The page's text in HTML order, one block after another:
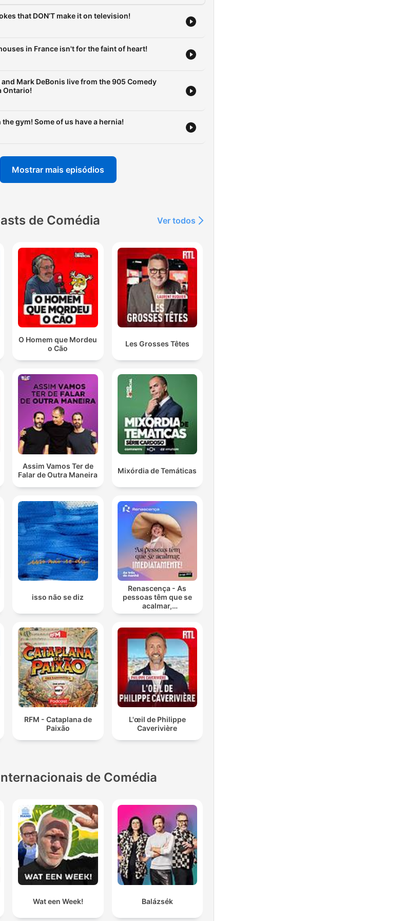
that DON’T make it on television!
in France isn't for the faint of heart!
Mark DeBonis live from the 905 Comedy
Ontario!
the gym! Some of us have a hernia!
Mostrar mais episódios
de Comédia Ver todos
O Homem que Mordeu
o Cão
Les Grosses Têtes
Assim Vamos Ter de
Falar de Outra Maneira
Mixórdia de Temáticas
isso não se diz
Renascença - As
pessoas têm que se
acalmar,
imediatamente!
RFM - Cataplana de
Paixão
L'œil de Philippe
Caverivière
de Comédia
Wat een Week! Balázsék